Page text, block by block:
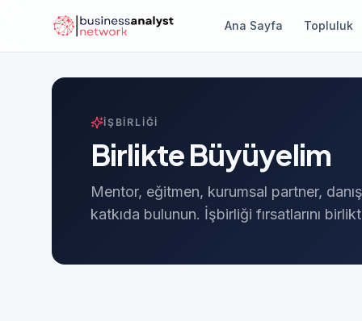
Ana Sayfa Topluluk
İŞBİRLİĞİ
Birlikte Büyüyelim
Mentor, eğitmen, kurumsal partner,
katkıda bulunun. İşbirliği fırsatlarını